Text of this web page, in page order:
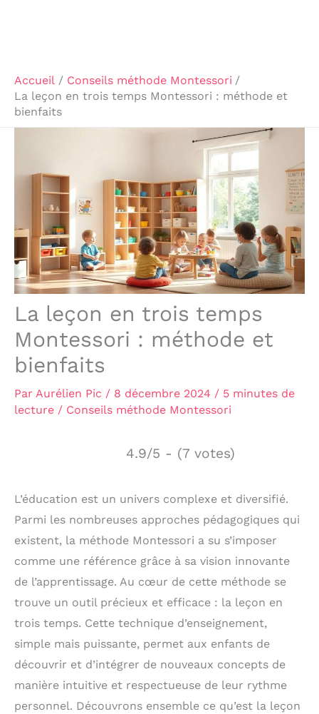
Accueil
Conseils méthode Montessori
La leçon en trois temps Montessori : méthode et
bienfaits
La leçon en trois temps
Montessori : méthode et
bienfaits
Par Aurélien Pic / 8 décembre 2024 / 5 minutes de
lecture / Conseils méthode Montessori
4.9/5 - (7 votes)
L’éducation est un univers complexe et diversifié.
Parmi les nombreuses approches pédagogiques qui
existent, la méthode Montessori a su s’imposer
comme une référence grâce à sa vision innovante
de l’apprentissage. Au cœur de cette méthode se
trouve un outil précieux et efficace : la leçon en
trois temps. Cette technique d’enseignement,
simple mais puissante, permet aux enfants de
découvrir et d’intégrer de nouveaux concepts de
manière intuitive et respectueuse de leur rythme
personnel. Découvrons ensemble ce qu’est la leçon